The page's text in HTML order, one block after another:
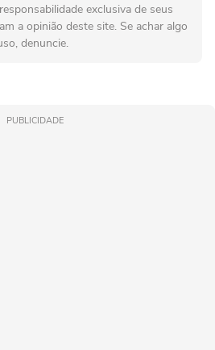
exclusiva de seus
a opinião deste site. Se achar algo
denuncie.
PUBLICIDADE